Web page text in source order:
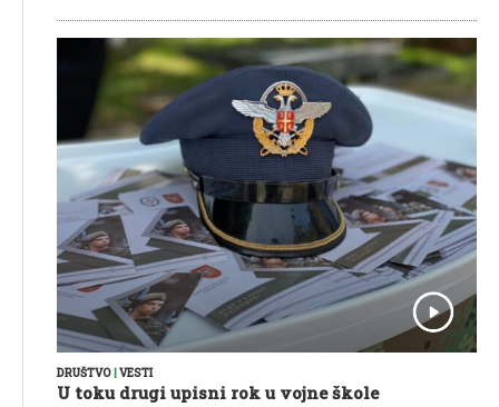
DRUŠTVO VESTI
U toku drugi upisni rok u vojne škole